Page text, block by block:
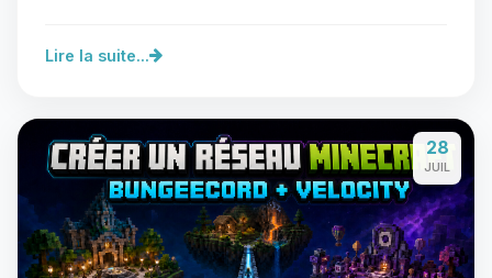
Lire la suite...
28
JUIL
Youpi, enfin quelqu’un pour me
parler ! Moi c’est Choupy, ton petit
assistant BoxToPlay. Dis-moi ce dont
tu as besoin et je vais remuer mes
petits circuits pour t’aider.
07/08/2026 à 16:40